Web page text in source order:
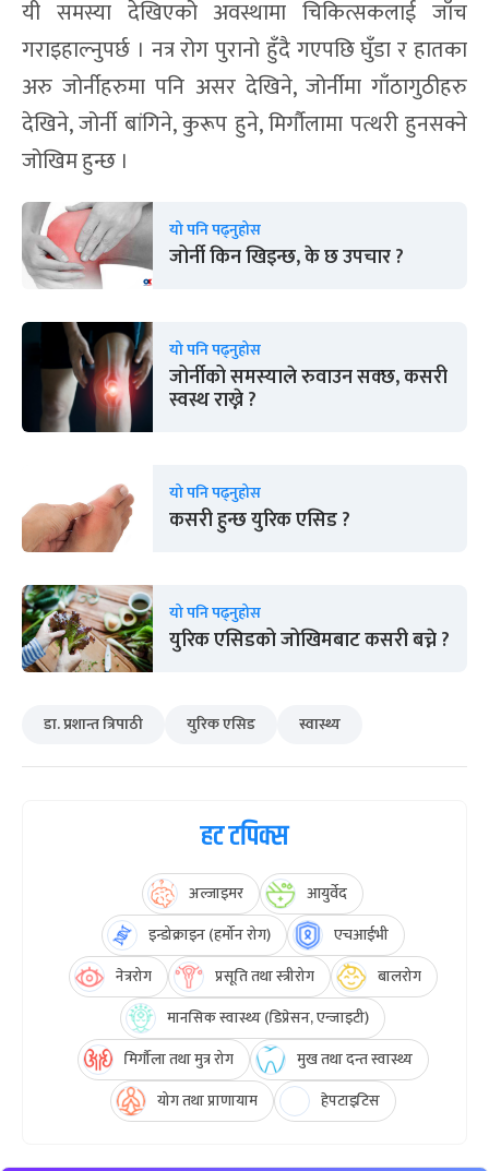
यी समस्या देखिएको अवस्थामा चिकित्सकलाई जाँच
गराइहाल्नुपर्छ । नत्र रोग पुरानो हुँदै गएपछि घुँडा र हातका
अरु जोर्नीहरुमा पनि असर देखिने, जोर्नीमा गाँठागुठीहरु
देखिने, जोर्नी बांगिने, कुरूप हुने, मिर्गौलामा पत्थरी हुनसक्ने
जोखिम हुन्छ ।
यो पनि पढ्नुहोस
जोर्नी किन खिइन्छ, के छ उपचार ?
यो पनि पढ्नुहोस
जोर्नीको समस्याले रुवाउन सक्छ, कसरी
स्वस्थ राख्ने ?
यो पनि पढ्नुहोस
कसरी हुन्छ युरिक एसिड ?
यो पनि पढ्नुहोस
युरिक एसिडको जोखिमबाट कसरी बच्ने ?
डा. प्रशान्त त्रिपाठी युरिक एसिड स्वास्थ्य
हट टपिक्स
अल्जाइमर
आयुर्वेद
इन्डोक्राइन (हर्मोन रोग)
एचआईभी
नेत्ररोग
प्रसूति तथा स्त्रीरोग
बालरोग
मानसिक स्वास्थ्य (डिप्रेसन, एन्जाइटी)
मिर्गौला तथा मुत्र रोग
मुख तथा दन्त स्वास्थ्य
योग तथा प्राणायाम
हेपटाइटिस